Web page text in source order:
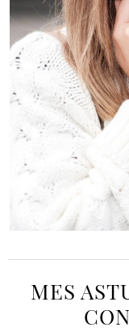
MES